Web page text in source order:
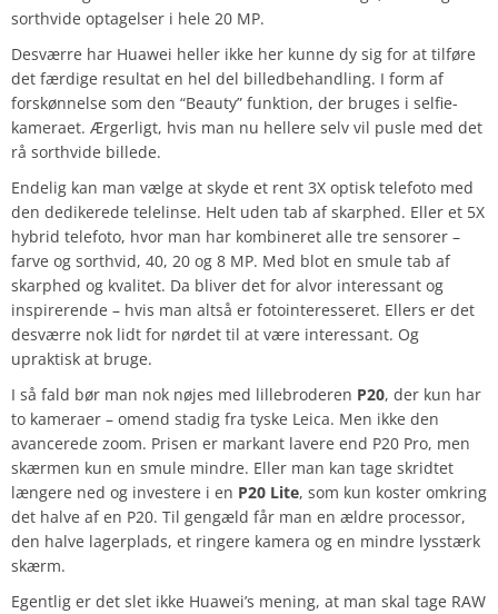
sorthvide optagelser i hele 20 MP.
Desværre har Huawei heller ikke her kunne dy sig for at tilføre
det færdige resultat en hel del billedbehandling. I form af
forskønnelse som den “Beauty” funktion, der bruges i selfie-
kameraet. Ærgerligt, hvis man nu hellere selv vil pusle med det
rå sorthvide billede.
Endelig kan man vælge at skyde et rent 3X optisk telefoto med
den dedikerede telelinse. Helt uden tab af skarphed. Eller et 5X
hybrid telefoto, hvor man har kombineret alle tre sensorer –
farve og sorthvid, 40, 20 og 8 MP. Med blot en smule tab af
skarphed og kvalitet. Da bliver det for alvor interessant og
inspirerende – hvis man altså er fotointeresseret. Ellers er det
desværre nok lidt for nørdet til at være interessant. Og
upraktisk at bruge.
I så fald bør man nok nøjes med lillebroderen P20, der kun har
to kameraer – omend stadig fra tyske Leica. Men ikke den
avancerede zoom. Prisen er markant lavere end P20 Pro, men
skærmen kun en smule mindre. Eller man kan tage skridtet
længere ned og investere i en P20 Lite, som kun koster omkring
det halve af en P20. Til gengæld får man en ældre processor,
den halve lagerplads, et ringere kamera og en mindre lysstærk
skærm.
Egentlig er det slet ikke Huawei’s mening, at man skal tage RAW